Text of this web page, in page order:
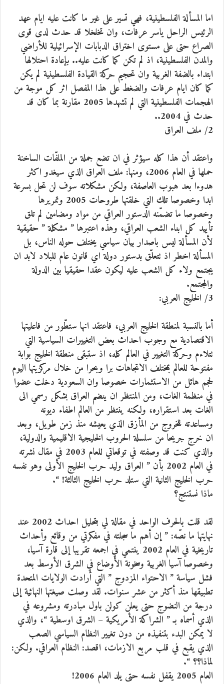
اما المسألة الفلسطينية، فهي تسير على غير ما كانت عليه ايام عهد
الرئيس الراحل ياسر عرفات، وان تخلخلا قد حدث لدى قوى
الصراع حتى على مستوى اختراق الدبابات الإسرائيلية للأراضي
والمدن الفلسطينية، اذ لم تكن كما كانت عليه.. بإعادة احتلالها
ابتداء بالضفة الغربية وان تحجيم حركة القيادة الفلسطينية لم يكن
كما كان ايام عرفات والضغط على هذا المفصل اثر كل موجة من
الهجمات الفلسطينية التي لم تشهدها 2005 مقارنة بما كان قد
حدث في 2004..
2/ ملف العراق
واعتقد أن هذا كله سيؤثر في ان تضع جملة من الملفّات الساخنة
حملها في العام 2006، ومنها: ملف العراق الذي سيغدو اكثر
هدوءا بعد هبوب العاصفة، ولكن مشكلاته سوف لن تحل بسرعة
ابدا وخصوصا تلك التي خلقتها طروحات 2005 وتمريرها
وخصوصا ما تضمّنه الدستور العراقي من مواد ومضامين لم تلق
تأييد كل ابناء الشعب العراقي، وهذه اعتبرها ” مشكلة ” حقيقية
لأن المسألة ليس باصدار بيان سياسي يختلف حوله الناس، بل
المسألة اخطر اذ تتعلّق بدستور دولة اي قانون عام للبلاد لابد ان
يجتمع ولاء كل الشعب عليه ليكون عقدا حقيقيا بين الدولة
والمجتمع.
3/ الخليج العربي:
أما بالنسبة لمنطقة الخليج العربي، فاعتقد انها ستطّور من فاعليتها
الاقتصادية مع وجوب احداث بعض التغييرات السياسية التي
تتلاءم وحركة التغيير في العالم كله، اذ ستبقى منطقة الخليج بوابة
مفتوحة للعالم بمختلف الاتجاهات برا وبحرا من خلال مركزيتها اليوم
لحجم هائل من الاستثمارات خصوصا وان السعودية دخلت عضوا
في منظمة الغات، ومن المنتظر ان ينضم العراق بشكل رسمي الى
الغات بعد استقراره، ولكنه ينتظر من العالم اطفاء ديونه
ومساعدته للخروج من المأزق الذي يعيشه منذ زمن طويل، وبعد
ان خرج جريحا من سلسلة الحروب الخليجية الاقليمية والدولية،
والذي كنت قد وصفته في توقعاتي للعام 2003 في مقال نشرته
في العام 2002 بأن ” العراق وليد حرب الخليج الأولى وهو نفسه
حرب الخليج الثانية التي ستلد حرب الخليج الثالثة! “.
ماذا نستنتج؟
لقد قلت بالحرف الواحد في مقالة لي بتحليل احداث 2002 عند
نهايتها ما نصّه: ” إن أهم ما سجلته في مفكرتي من وقائع وأحداث
تاريخية في العام 2002 ينتمي في اجمعه تقريبا إلى قارة آسيا،
وخصوصا آسيا الغربية وسخونة الأوضاع في الشرق الأوسط بعد
فشل سياسة ” الاحتواء المزدوج ” التي أرادت الولايات المتحدة
تطبيقها منذ أكثر من عشر سنوات. لقد وصلت صيغتها النهائية إلى
درجة من النضوج حتى يعلن كولن باول مبادرته ومشروعه في
الذي أسماه بـ ” الشراكة الأمريكية – الشرق اوسطية “، والذي
لا يمكن البدء بتنفيذه من دون تغيير النظام السياسي الصعب
الذي يقبع في قلب مربع الازمات، اقصد: النظام العراقي. ولكن:
لماذا؟؟ “.
العام 2005 يقفل نفسه حتى يلد العام 2006!